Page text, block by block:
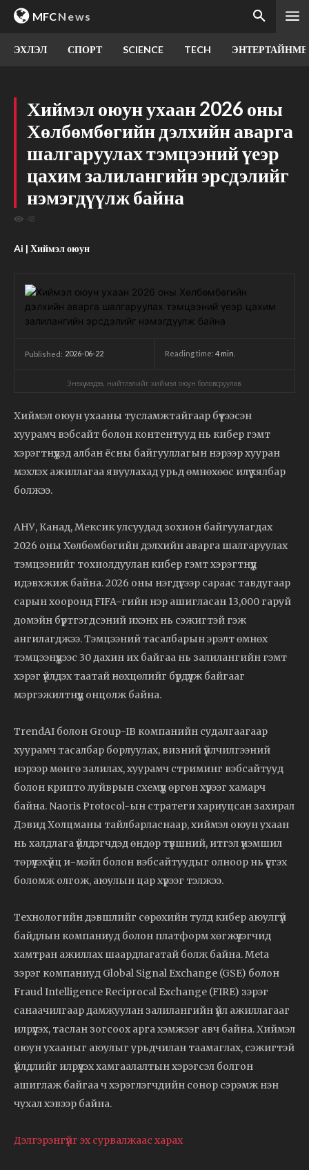
MFCNews
ЭХЛЭЛ СПОРТ SCIENCE TECH
Хиймэл оюун ухаан 2026 оны
Хөлбөмбөгийн дэлхийн аварга
шалгаруулах тэмцээний үеэр
цахим залилангийн эрсдэлийг
нэмэгдүүлж байна
48
Ai | Хиймэл оюун
Published: 2026-06-22 Reading time: 4 min.
Энэхүү мэдээ, нийтлэлийг хиймэл оюун боловсруулав.
Хиймэл оюун ухааны тусламжтайгаар бүтээсэн
хуурамч вэбсайт болон контентууд нь кибер гэмт
хэрэгтнүүдэд албан ёсны байгууллагын нэрээр хууран
мэхлэх ажиллагаа явуулахад урьд өмнөхөөс илүү хялбар
болжээ.
АНУ, Канад, Мексик улсуудад зохион байгуулагдах
2026 оны Хөлбөмбөгийн дэлхийн аварга шалгаруулах
тэмцээнийг тохиолдуулан кибер гэмт хэрэгтнүүд
идэвхжиж байна. 2026 оны нэгдүгээр сараас тавдугаар
сарын хооронд FIFA-гийн нэр ашигласан 13,000 гаруй
домэйн бүртгэгдсэний ихэнх нь сэжигтэй гэж
ангилагджээ. Тэмцээний тасалбарын эрэлт өмнөх
тэмцээнүүдээс 30 дахин их байгаа нь залилангийн гэмт
хэрэг үйлдэх таатай нөхцөлийг бүрдүүлж байгааг
мэргэжилтнүүд онцолж байна.
TrendAI болон Group-IB компанийн судалгаагаар
хуурамч тасалбар борлуулах, визний үйлчилгээний
нэрээр мөнгө залилах, хуурамч стриминг вэбсайтууд
болон крипто луйврын схемүүд өргөн хүрээг хамарч
байна. Naoris Protocol-ын стратеги хариуцсан захирал
Дэвид Холцманы тайлбарласнаар, хиймэл оюун ухаан
нь халдлага үйлдэгчдэд өндөр түвшний, итгэл үнэмшил
төрүүлэхүйц и-мэйл болон вэбсайтуудыг олноор нь үүсгэх
боломж олгож, аюулын цар хүрээг тэлжээ.
Технологийн дэвшлийг сөрөхийн тулд кибер аюулгүй
байдлын компаниуд болон платформ хөгжүүлэгчид
хамтран ажиллах шаардлагатай болж байна. Meta
зэрэг компаниуд Global Signal Exchange (GSE) болон
Fraud Intelligence Reciprocal Exchange (FIRE) зэрэг
санаачилгаар дамжуулан залилангийн үйл ажиллагааг
илрүүлэх, таслан зогсоох арга хэмжээг авч байна. Хиймэл
оюун ухааныг аюулыг урьдчилан таамаглах, сэжигтэй
үйлдлийг илрүүлэх хамгаалалтын хэрэгсэл болгон
ашиглаж байгаа ч хэрэглэгчдийн сонор сэрэмж нэн
чухал хэвээр байна.
Дэлгэрэнгүйг эх сурвалжаас харах